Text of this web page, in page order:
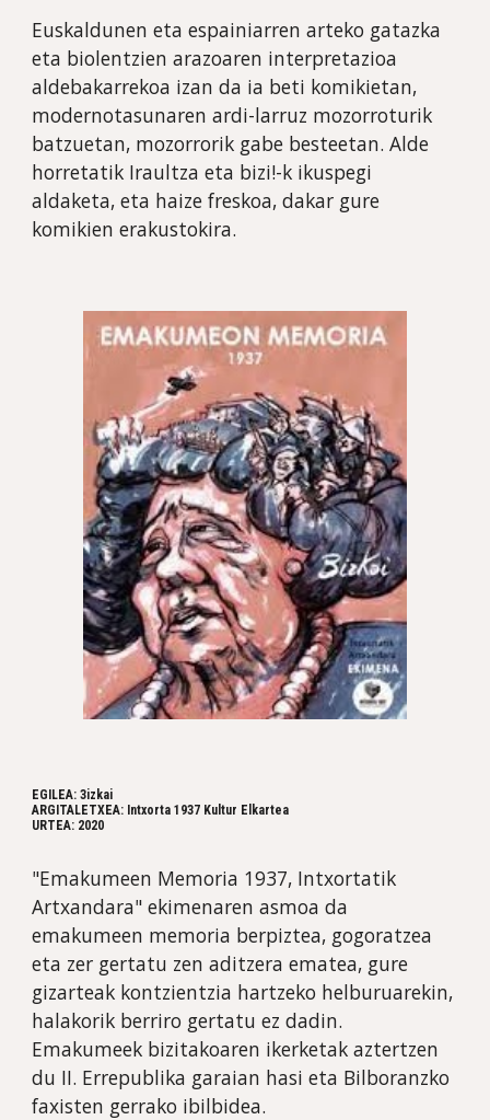
Euskaldunen eta espainiarren arteko gatazka
eta biolentzien arazoaren interpretazioa
aldebakarrekoa izan da ia beti komikietan,
modernotasunaren ardi-larruz mozorroturik
batzuetan, mozorrorik gabe besteetan. Alde
horretatik Iraultza eta bizi!-k ikuspegi
aldaketa, eta haize freskoa, dakar gure
komikien erakustokira.
EGILEA: 3izkai
ARGITALETXEA: Intxorta 1937 Kultur Elkartea
URTEA: 2020
"Emakumeen Memoria 1937, Intxortatik
Artxandara" ekimenaren asmoa da
emakumeen memoria berpiztea, gogoratzea
eta zer gertatu zen aditzera ematea, gure
gizarteak kontzientzia hartzeko helburuarekin,
halakorik berriro gertatu ez dadin.
Emakumeek bizitakoaren ikerketak aztertzen
du II. Errepublika garaian hasi eta Bilboranzko
faxisten gerrako ibilbidea.